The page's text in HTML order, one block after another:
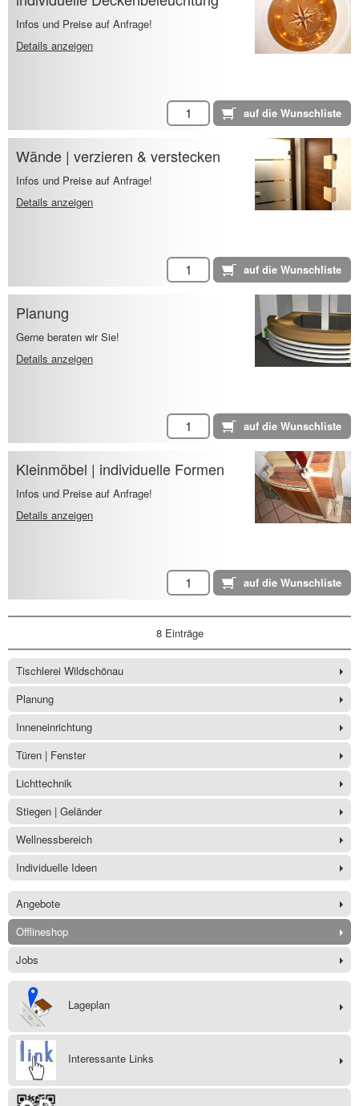
Infos und Preise auf Anfrage!
Details anzeigen
Wände | verzieren & verstecken
Infos und Preise auf Anfrage!
Details anzeigen
Planung
Gerne beraten wir Sie!
Details anzeigen
Kleinmöbel | individuelle Formen
Infos und Preise auf Anfrage!
Details anzeigen
8 Einträge
Tischlerei Wildschönau
Planung
Inneneinrichtung
Türen | Fenster
Lichttechnik
Stiegen | Geländer
Wellnessbereich
Individuelle Ideen
Angebote
Offlineshop
Jobs
Lageplan
Interessante Links